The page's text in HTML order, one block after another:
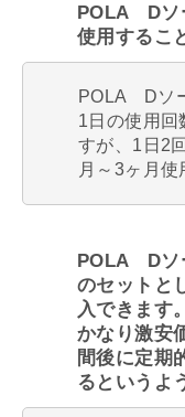
POLA Dソ
使用するこ
POLA Dソ
1日の使用回
すが、1日2
月～3ヶ月使
POLA Dソ
のセットと
入できます。
かなり激安
間後に定期
るというよ